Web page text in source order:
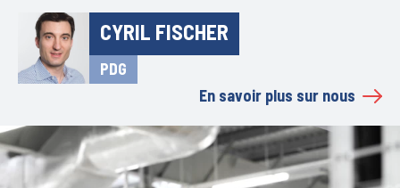
CYRIL FISCHER
PDG
En savoir plus sur nous